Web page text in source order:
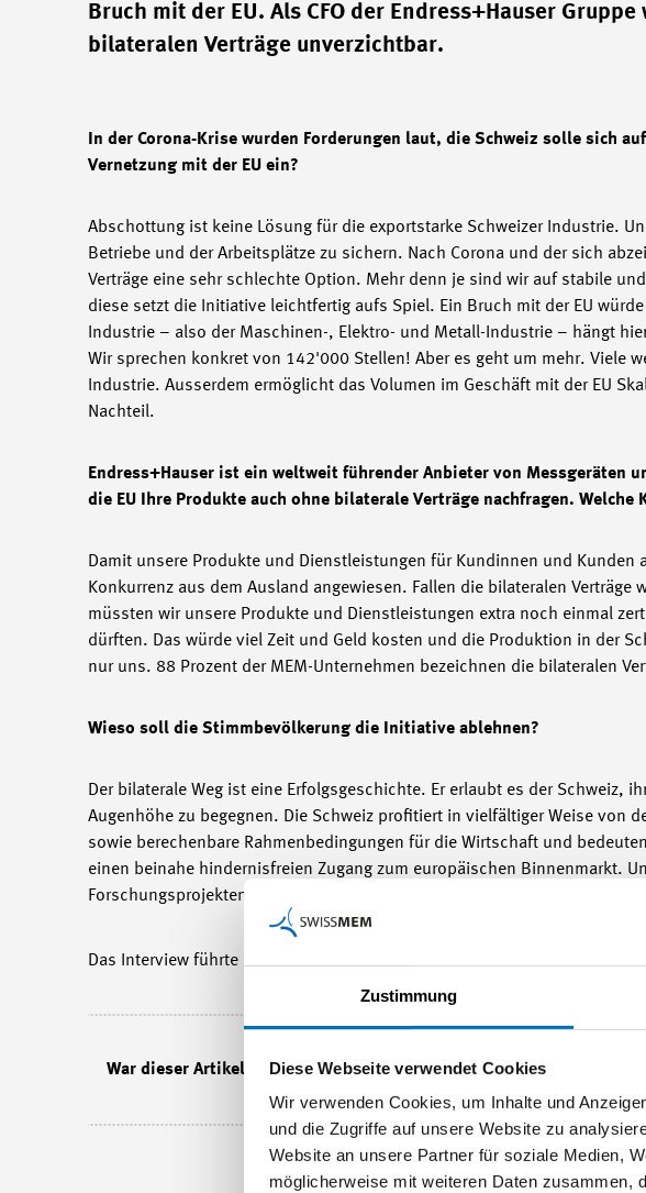
Zustimmung
Diese Webseite verwendet Cookies
Wir verwenden Cookies, um Inhalte und
und die Zugriffe auf unsere Website zu
Website an unsere Partner für soziale Medien,
möglicherweise mit weiteren Daten zusammen,
Bruch mit der EU. Als CFO der Endress+Hauser
bilateralen Verträge unverzichtbar.
In der Corona-Krise wurden Forderungen laut, die Schweiz solle sich
Vernetzung mit der EU ein?
Abschottung ist keine Lösung für die exportstarke Schweizer Industrie.
Betriebe und der Arbeitsplätze zu sichern. Nach Corona und der sich
Verträge eine sehr schlechte Option. Mehr denn je sind wir auf stabile
diese setzt die Initiative leichtfertig aufs Spiel. Ein Bruch mit der EU
Industrie – also der Maschinen-, Elektro- und Metall-Industrie – hängt
Wir sprechen konkret von 142'000 Stellen! Aber es geht um mehr. Viele
Industrie. Ausserdem ermöglicht das Volumen im Geschäft mit der EU
Nachteil.
Endress+Hauser ist ein weltweit führender Anbieter von
die EU Ihre Produkte auch ohne bilaterale Verträge nachfragen.
Damit unsere Produkte und Dienstleistungen für Kundinnen und
Konkurrenz aus dem Ausland angewiesen. Fallen die bilateralen
müssten wir unsere Produkte und Dienstleistungen extra noch einmal
dürften. Das würde viel Zeit und Geld kosten und die Produktion in der
nur uns. 88 Prozent der MEM-Unternehmen bezeichnen die bilateralen
Wieso soll die Stimmbevölkerung die Initiative ablehnen?
Der bilaterale Weg ist eine Erfolgsgeschichte. Er erlaubt es der Schweiz,
Augenhöhe zu begegnen. Die Schweiz profitiert in vielfältiger Weise von
sowie berechenbare Rahmenbedingungen für die Wirtschaft und
einen beinahe hindernisfreien Zugang zum europäischen Binnenmarkt.
Forschungsprojekten. All das dürfen wir auf keinen Fall gefährden!
Das Interview führte die Handelskammer beider Basel und publizierte es
War dieser Artikel lesenswert?